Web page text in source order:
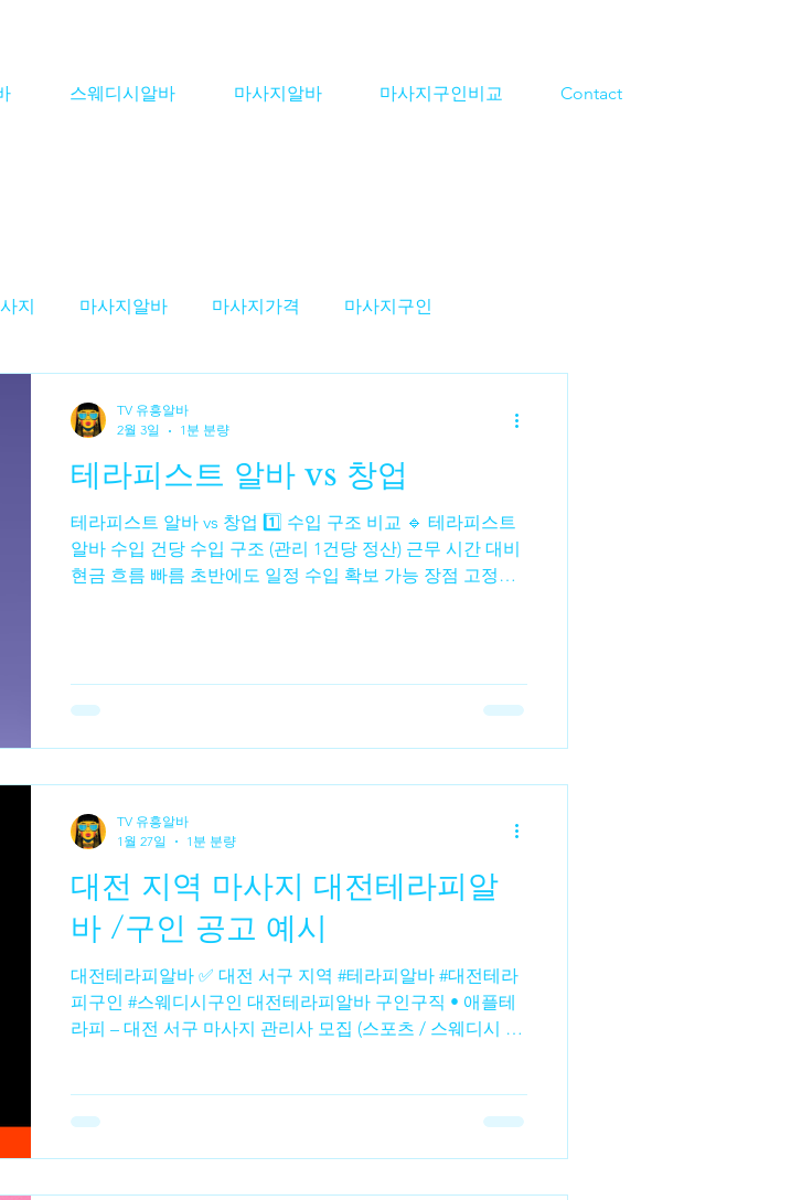
스웨디시알바 마사지알바 마사지구인비교 Contact
지 마사지알바 마사지가격 마사지구인
스웨디시 알바 대전테라피알바 대전마사지알바
수수심기 수수수확 수수파종 수수비료
테라피스트 알바 vs 창업
테라피스트 알바 vs 창업 1️⃣ 수입 구조 비교 🔹 테라피스트
알바 수입 건당 수입 구조 (관리 1건당 정산) 근무 시간 대비
현금 흐름 빠름 초반에도 일정 수입 확보 가능 장점 고정비
선이 없음 장기적으로 안정화 가능 장점 수입 확장 가능성
큼 브랜드·단골 자산 형성 직접 운영 시 마진 높음 한계 초반
패 시 근무 만족도 ↓ 수입 변동성 존재 개인 성장 한계 👉 리
스크는 낮지만, 구조적 한계가 있음 🔹 창업의 리스크 초기
비용 발생 (임대료·인테리어·홍보) 운영 미숙 시 적자 가능
TV 유흥알바
2월 3일
1분 분량
대전 지역 마사지 대전테라피알
바 /구인 공고 예시
대전테라피알바 ✅ 대전 서구 지역 #테라피알바 #대전테라
피구인 #스웨디시구인 대전테라피알바 구인구직 • 애플테
라피 – 대전 서구 마사지 관리사 모집 (스포츠 / 스웨디시 포
체 급여 및 조건은 공고 확인 필요 • 대전테라피알바 루비 –
대전 서구 멀티샵 여성 관리사 급구 갯수·만근비·인센 포함
TV 유흥알바
1월 27일
1분 분량